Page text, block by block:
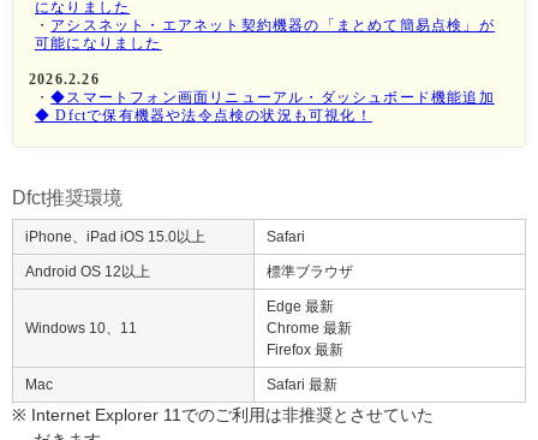
Dfct推奨環境
iPhone、iPad iOS 15.0以上 Safari
Android OS 12以上 標準ブラウザ
Windows 10、11
Edge 最新
Chrome 最新
Firefox 最新
Mac Safari 最新
※ Internet Explorer 11でのご利用は非推奨とさせていた